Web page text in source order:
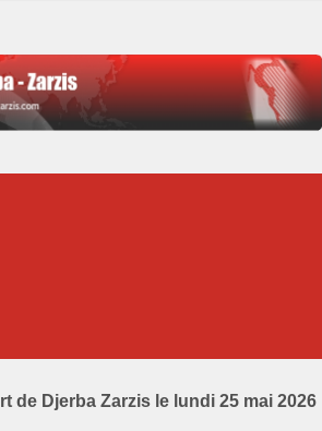
de Djerba Zarzis le lundi 25 mai 2026